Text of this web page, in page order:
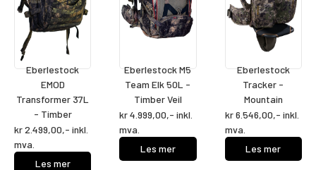
Eberlestock
EMOD
Transformer 37L
- Timber
kr2.499,00,- inkl.
mva.
Les mer
Eberlestock M5
Team Elk 50L -
Timber Veil
kr4.999,00,- inkl.
mva.
Les mer
Eberlestock
Tracker -
Mountain
kr6.546,00,- inkl.
mva.
Les mer